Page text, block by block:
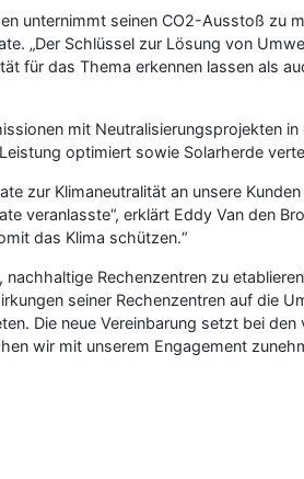
unternimmt seinen CO2-Ausstoß
„Der Schlüssel zur Lösung von
für das Thema erkennen lassen als
mit Neutralisierungsprojekten
optimiert sowie Solarherde
zur Klimaneutralität an unsere
veranlasste“, erklärt Eddy Van den
das Klima schützen.“
Rechenzentren zu
seiner Rechenzentren auf die
Die neue Vereinbarung setzt bei
wir mit unserem Engagement